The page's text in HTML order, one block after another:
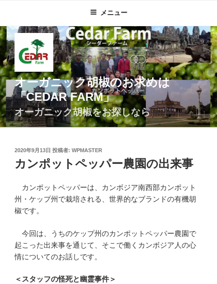
テ
ン
ツ
へ
ス
キ
ッ
プ
オーガニック胡椒のお求めは
「CEDAR FARM」
オーガニック胡椒をお探しなら
メニュー
投
日:
2020年9月13日 投稿者: WPMASTER
カンポットペッパー農園の出来事
カンポットペッパーは、カンボジア南西部カンポット
州・ケップ州で栽培される、世界的なブランドの有機胡
椒です。
今回は、うちのケップ州のカンポットペッパー農園で
起こった出来事を通じて、そこで働くカンボジア人の心
情についてのお話しです。
＜スタッフの怪死と幽霊事件＞